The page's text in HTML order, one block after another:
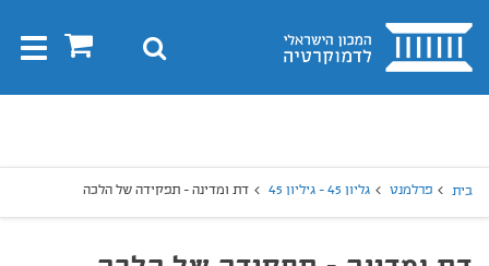
בית 0 חיפוש
בית פרלמנט גליון 45 - גיליון 45 דת ומדינה - תפקידה של הלכה